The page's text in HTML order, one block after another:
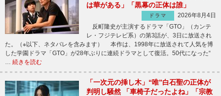
は華がある」「黒幕の正体は誰」
ドラマ
2026年8月4日
反町隆史が主演するドラマ「GTO」（カンテ
レ・フジテレビ系）の第3話が、3日に放送され
た。（※以下、ネタバレを含みます） 本作は、1998年に放送されて人気を博
した学園ドラマ「GTO」が28年ぶりに連続ドラマとして復活。50代になった“
続きを読む
「一次元の挿し木」“唯”白石聖の正体が
判明し騒然 「車椅子だったよね」「宗教